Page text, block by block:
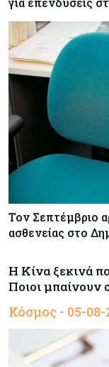
Τον Σεπτέμβριο
ασθενείας στο
Η Κίνα ξεκινά
Ποιοι μπαίνουν
Κόσμος - 05-08-